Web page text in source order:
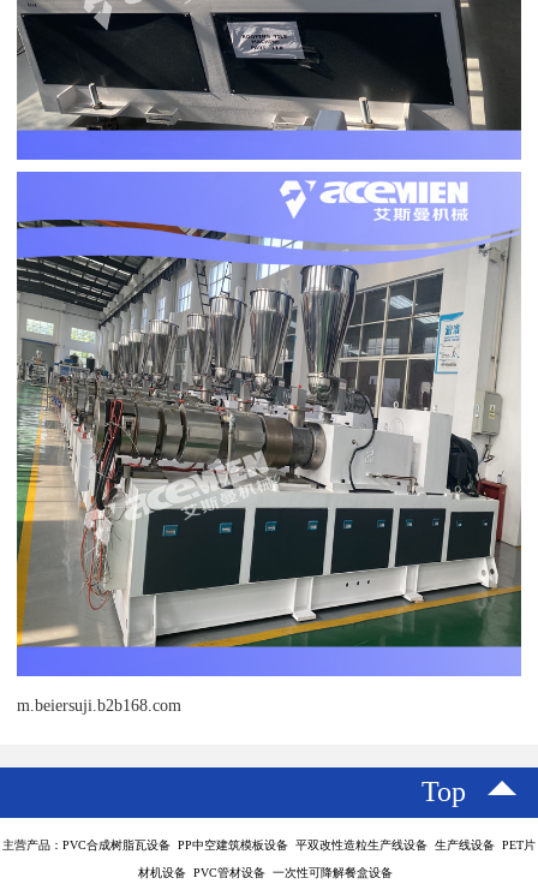
m.beiersuji.b2b168.com
Top
主营产品：PVC合成树脂瓦设备 PP中空建筑模板设备 平双改性造粒生产线设备 生产线设备 PET片
材机设备 PVC管材设备 一次性可降解餐盒设备